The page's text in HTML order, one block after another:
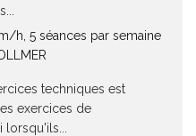
h, 5 séances par semaine
techniques est
exercices de